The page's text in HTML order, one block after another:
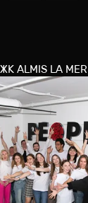
ЖК ALMIS LA